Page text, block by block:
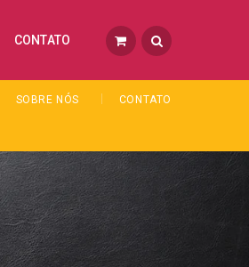
CONTATO
SOBRE NÓS CONTATO